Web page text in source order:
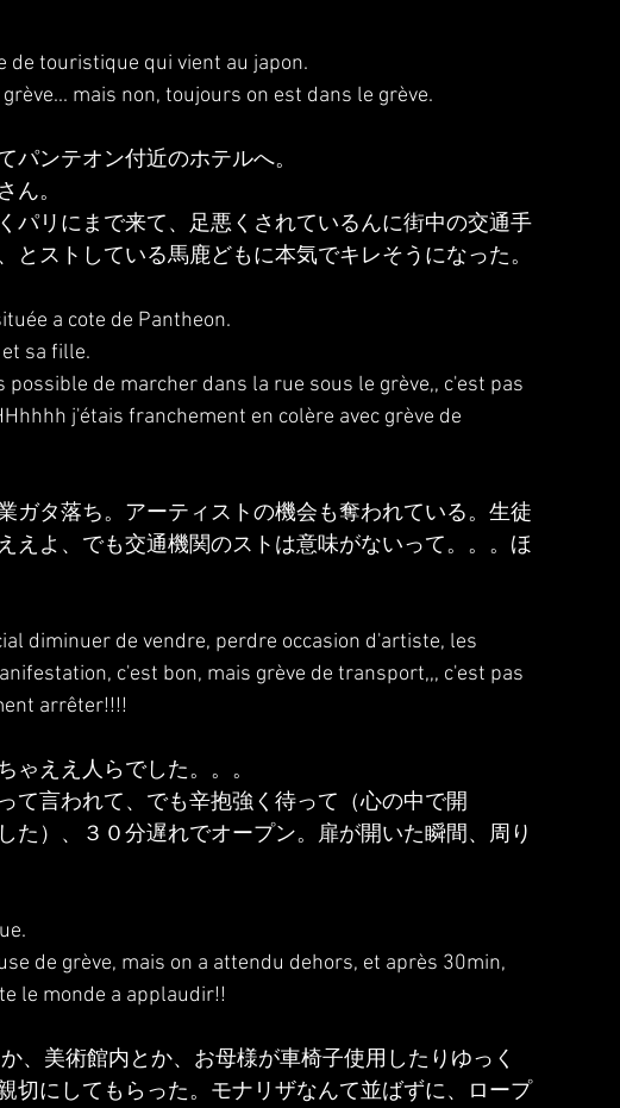
de touristique qui vient au japon.
mais non, toujours on est dans le grève.
パンテオン付近のホテルへ。
ん。
パリにまで来て、足悪くされているんに街中の交通手
ストしている馬鹿どもに本気でキレそうになった。
a cote de Pantheon.
sa fille.
possible de marcher dans la rue sous le grève,, c'est pas
j'étais franchement en colère avec grève de
ガタ落ち。アーティストの機会も奪われている。生徒
えよ、でも交通機関のストは意味がないって。。。ほ
diminuer de vendre, perdre occasion d'artiste, les
c'est bon, mais grève de transport,,, c'est pas
arrêter!!!!
ゃええ人らでした。。。
て言われて、でも辛抱強く待って（心の中で開
た）、３０分遅れでオープン。扉が開いた瞬間、周り
de grève, mais on a attendu dehors, et après 30min,
le monde a applaudir!!
、美術館内とか、お母様が車椅子使用したりゆっく
切にしてもらった。モナリザなんて並ばずに、ロープ